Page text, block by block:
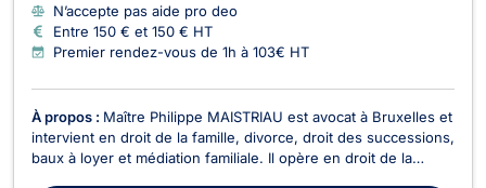
N’accepte pas aide pro deo
Entre 150 € et 150 € HT
Premier rendez-vous de 1h à 103€ HT
À propos : Maître Philippe MAISTRIAU est avocat à Bruxelles et
intervient en droit de la famille, divorce, droit des successions,
baux à loyer et médiation familiale. Il opère en droit de la